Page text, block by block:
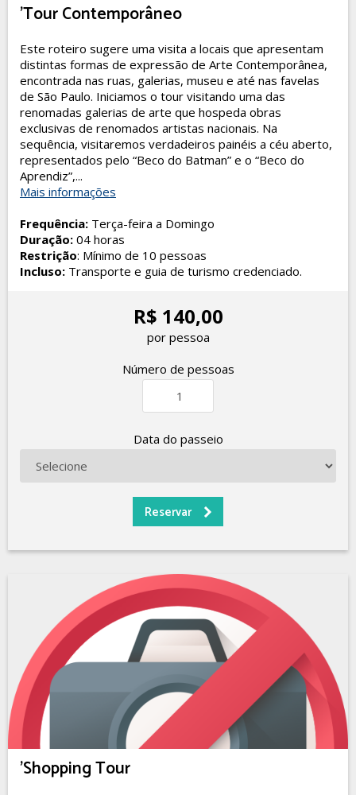
'Tour Contemporâneo
Este roteiro sugere uma visita a locais que apresentam
distintas formas de expressão de Arte Contemporânea,
encontrada nas ruas, galerias, museu e até nas favelas
de São Paulo. Iniciamos o tour visitando uma das
renomadas galerias de arte que hospeda obras
exclusivas de renomados artistas nacionais. Na
sequência, visitaremos verdadeiros painéis a céu aberto,
representados pelo “Beco do Batman” e o “Beco do
Aprendiz”,...
Mais informações
Frequência: Terça-feira a Domingo
Duração: 04 horas
Restrição: Mínimo de 10 pessoas
Incluso: Transporte e guia de turismo credenciado.
R$ 140,00
por pessoa
Número de pessoas
Data do passeio
'Shopping Tour